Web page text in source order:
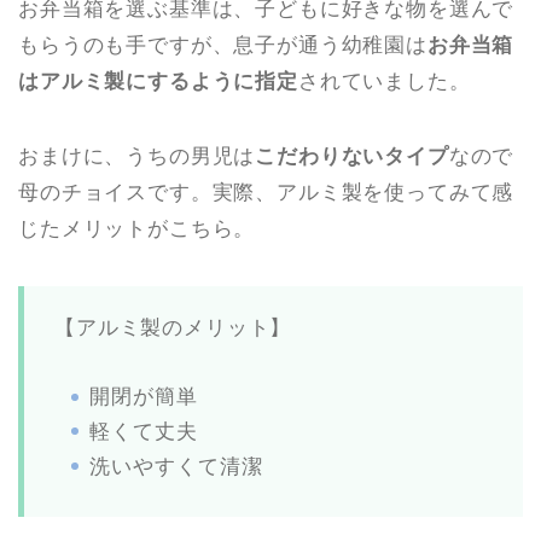
お弁当箱を選ぶ基準は、子どもに好きな物を選んで
もらうのも手ですが、息子が通う幼稚園はお弁当箱
はアルミ製にするように指定 されていました。
おまけに、うちの男児は こだわりないタイプなので
母のチョイスです。実際、アルミ製を使ってみて感
じたメリットがこちら。
【アルミ製のメリット】
開閉が簡単
軽くて丈夫
洗いやすくて清潔